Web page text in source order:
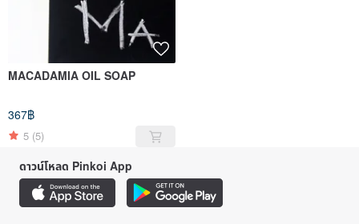
MACADAMIA OIL SOAP
367฿
5 (5)
ดาวน์โหลด Pinkoi App